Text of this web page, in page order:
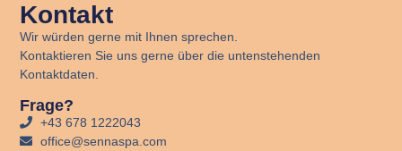
Kontakt
Wir würden gerne mit Ihnen sprechen.
Kontaktieren Sie uns gerne über die untenstehenden
Kontaktdaten.
Frage?
+43 678 1222043
office@sennaspa.com